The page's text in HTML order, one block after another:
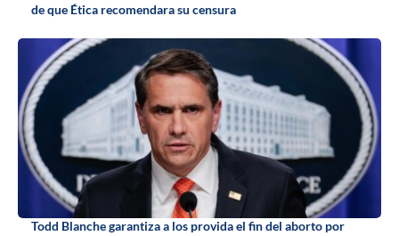
de que Ética recomendara su censura
Todd Blanche garantiza a los provida el fin del aborto por